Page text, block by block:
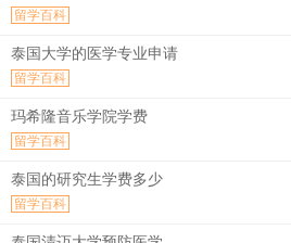
留学百科
泰国大学的医学专业申请
留学百科
玛希隆音乐学院学费
留学百科
泰国的研究生学费多少
留学百科